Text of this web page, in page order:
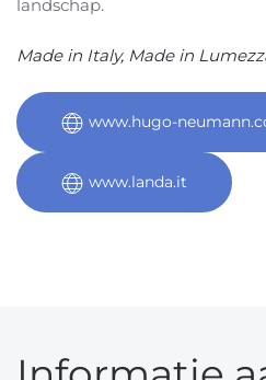
landschap.
Made in Italy, Made in
www.hugo-
www.landa.it